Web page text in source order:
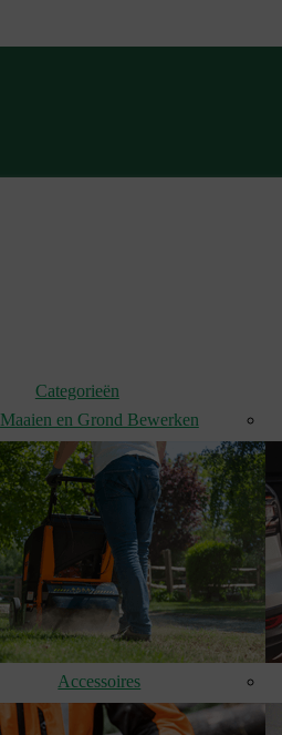
Categorieën
Maaien en Grond Bewerken
Accessoires